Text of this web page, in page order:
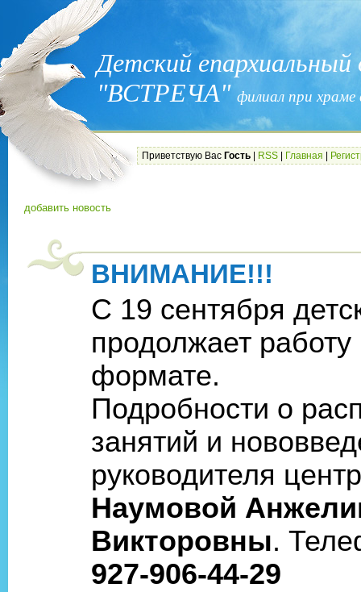
Детский
"ВСТРЕЧА" филиал при
Приветствую Вас Гость RSS Главная
добавить новость
ВНИМАНИЕ!!!
С 19 сентября
продолжает
формате.
Подробности о
занятий и
руководителя
Наумовой
Викторовны.
927-906-44-29